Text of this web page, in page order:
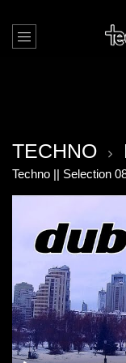
TECHNO
Techno || Selection